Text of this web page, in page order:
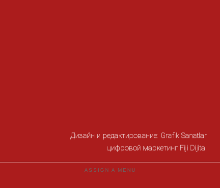
Дизайн и редактирование: Grafik Sanatlar
цифровой маркетинг Fiji Dijital
ASSIGN A MENU